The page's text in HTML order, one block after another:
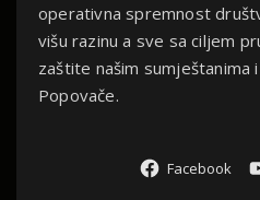
operativna spremnost
višu razinu a sve sa ciljem
zaštite našim sumještanima
Popovače.
Facebook